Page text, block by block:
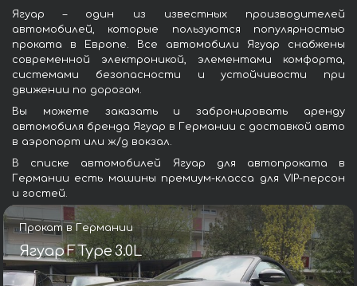
Ягуар – один из известных производителей
автомобилей, которые пользуются популярностью
проката в Европе. Все автомобили Ягуар снабжены
современной электроникой, элементами комфорта,
системами безопасности и устойчивости при
движении по дорогам.
Вы можете заказать и забронировать аренду
автомобиля бренда Ягуар в Германии с доставкой авто
в аэропорт или ж/д вокзал.
В списке автомобилей Ягуар для автопроката в
Германии есть машины премиум-класса для VIP-персон
и гостей.
Прокат в Германии
Ягуар F Type 3.0L